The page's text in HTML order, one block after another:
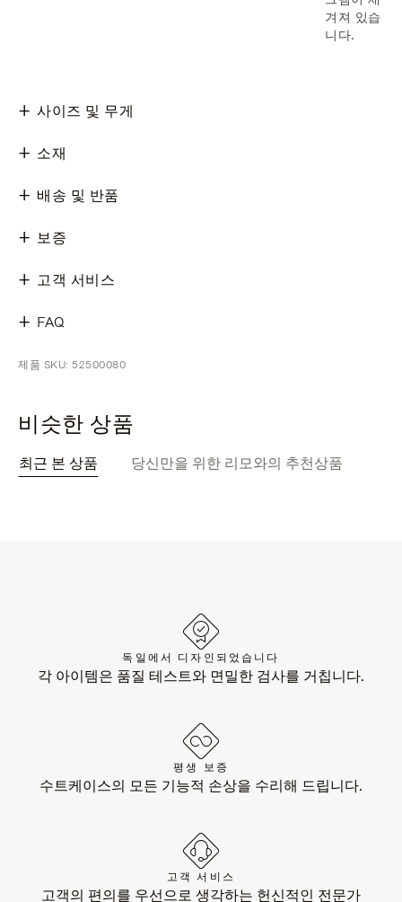
겨져 있습
니다.
사이즈 및 무게
소재
배송 및 반품
보증
고객 서비스
FAQ
제품 SKU: 52500080
비슷한 상품
최근 본 상품 당신만을 위한 리모와의 추천상품
독일에서 디자인되었습니다
각 아이템은 품질 테스트와 면밀한 검사를 거칩니다.
평생 보증
수트케이스의 모든 기능적 손상을 수리해 드립니다.
고객 서비스
고객의 편의를 우선으로 생각하는 헌신적인 전문가